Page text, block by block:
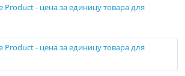
- цена за единицу товара для